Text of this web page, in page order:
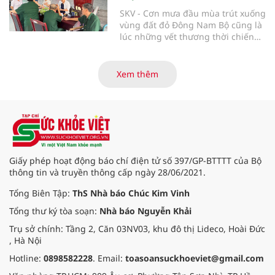
SKV - Cơn mưa đầu mùa trút xuống
vùng đất đỏ Đông Nam Bộ cũng là
lúc những vết thương thời chiến
binh và người có công Long Đất
đem đến hơi ấm từ những phương
pháp Nam y thuần Việt, giúp xoa
dịu cơn đau và nâng cao sức khỏe
cho các cựu chiến binh trước sự
thay đổi đột ngột của thời tiết.
Xem thêm
Giấy phép hoạt động báo chí điện tử số 397/GP-BTTTT của Bộ
thông tin và truyền thông cấp ngày 28/06/2021.
Tổng Biên Tập: ThS Nhà báo Chúc Kim Vinh
Tổng thư ký tòa soạn: Nhà báo Nguyễn Khải
Trụ sở chính: Tầng 2, Căn 03NV03, khu đô thị Lideco, Hoài Đức
, Hà Nội
Hotline: 0898582228. Email: toasoansuckhoeviet@gmail.com